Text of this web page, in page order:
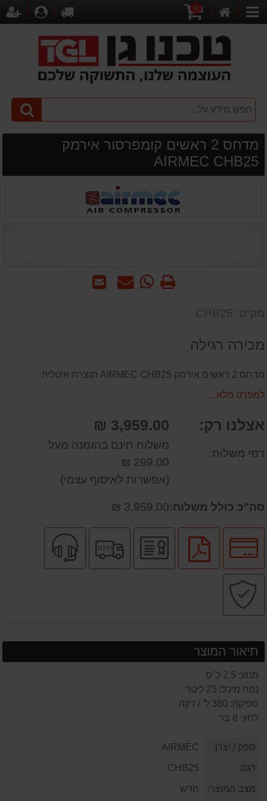
קטגוריות
הבית
0
לקופה
מדחס 2 ראשים קומפרסור אירמק
AIRMEC CHB25
שלח
שאל WhatsApp
מק"ט: CHB25
מכירה רגילה
מדחס 2 ראשים אירמק AIRMEC CHB25 תוצרת איטליה
למפרט מלא...
אצלנו רק: 3,959.00 ₪
דמי משלוח:
משלוח חינם בהזמנה מעל
299.00 ₪
(אפשרות לאיסוף עצמי)
סה"כ כולל משלוח:3,959.00 ₪
לחץ
לאפשרויות
תשלומים
לחץ
להורדת
קובץ
רשמיחינם
משלוח
חינם
תיאור המוצר
מנוע: 2.5 כ"ס
נפח מיכל: 25 ליטר
ספיקה: 380 ל' / דקה
לחץ: 8 בר
ספק / יצרן:
דגם:
מצב המוצר: חדש